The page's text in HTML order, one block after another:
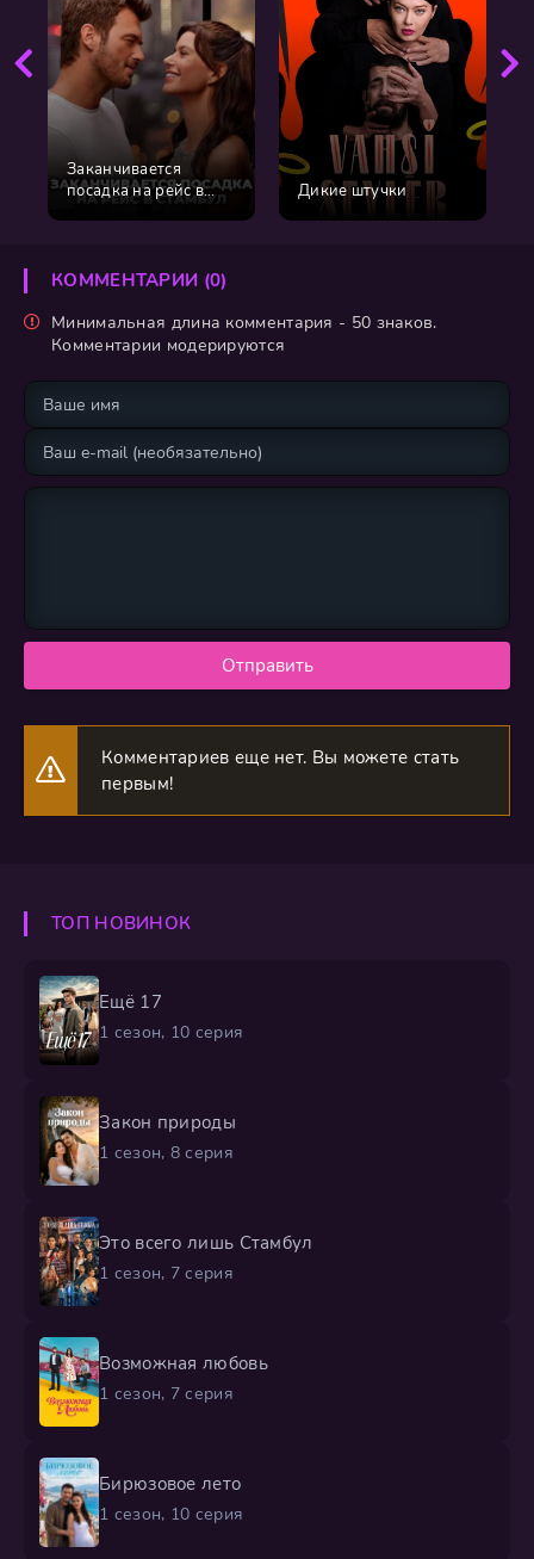
Заканчивается
посадка на рейс в
Дикие штучки
КОММЕНТАРИИ (0)
Минимальная длина комментария - 50 знаков.
Комментарии модерируются
Отправить
Комментариев еще нет. Вы можете стать
первым!
ТОП НОВИНОК
Ещё 17
1 сезон, 10 серия
Закон природы
1 сезон, 8 серия
Это всего лишь Стамбул
1 сезон, 7 серия
Возможная любовь
1 сезон, 7 серия
Бирюзовое лето
1 сезон, 10 серия